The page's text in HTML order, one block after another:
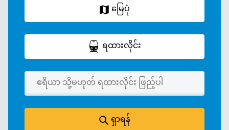
မြေပုံ
ရထားလိုင်း
ရှာရန်